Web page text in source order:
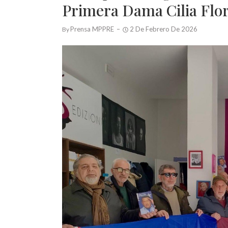
Primera Dama Cilia
By Prensa MPPRE 2 De Febrero De 2026